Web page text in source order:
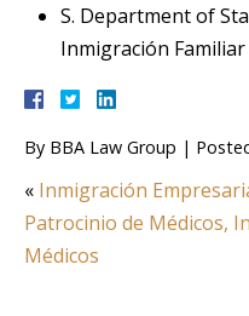
S. Department of
Inmigración Familiar
By BBA Law Group |
« Inmigración
Patrocinio de Médicos,
Médicos